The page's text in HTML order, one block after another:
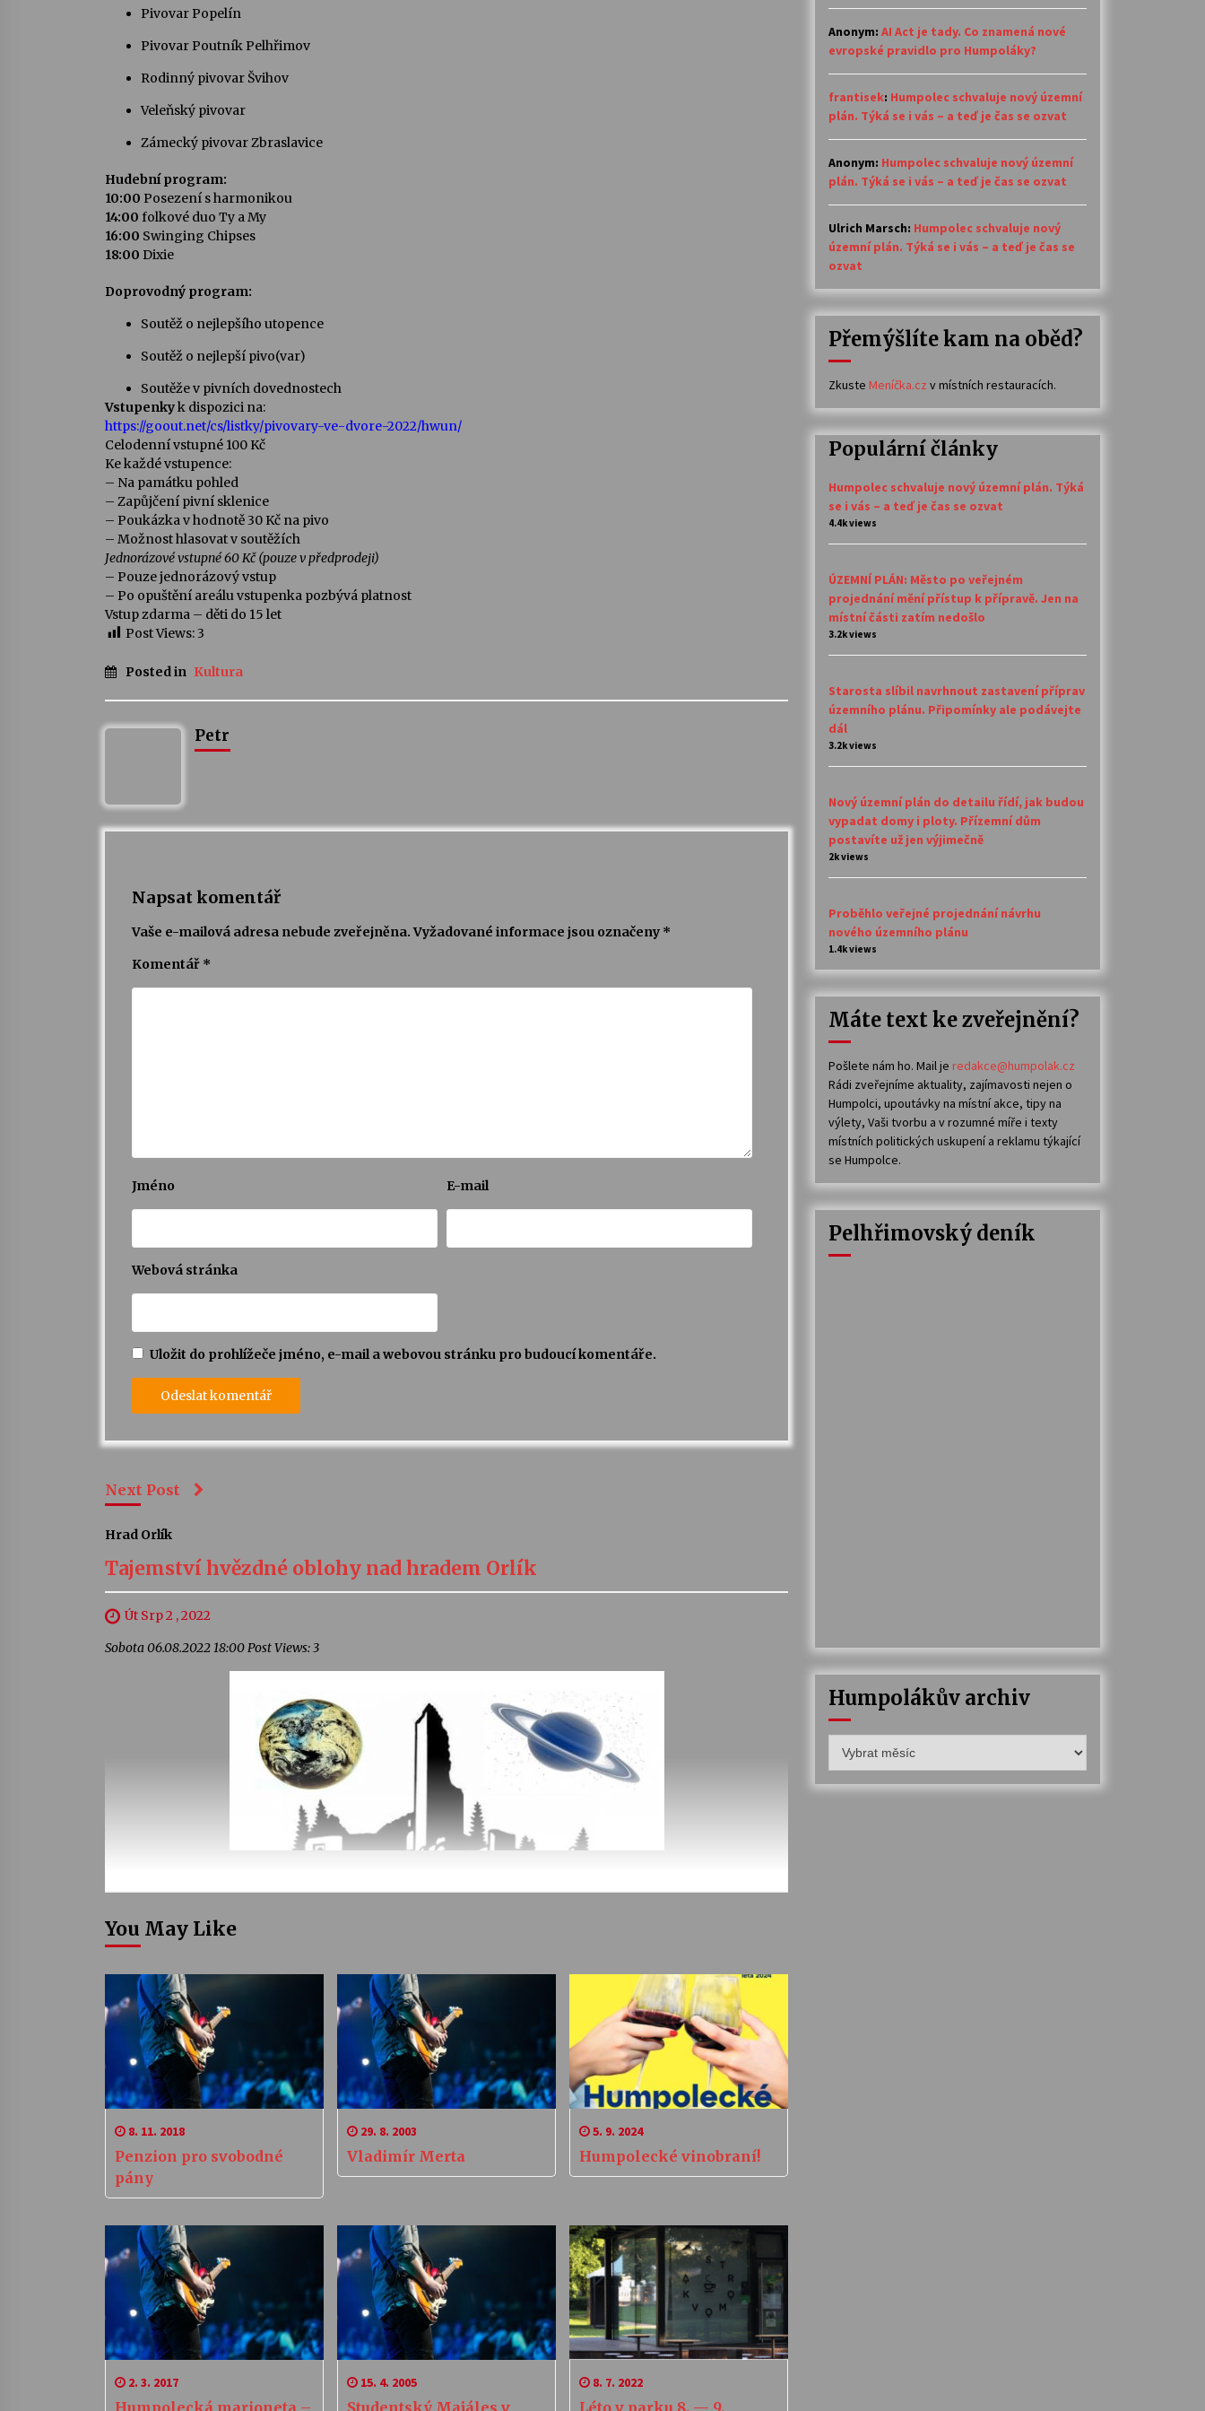
Pivovar Popelín
Pivovar Poutník Pelhřimov
Rodinný pivovar Švihov
Veleňský pivovar
Zámecký pivovar Zbraslavice
Hudební program:
10:00 Posezení s harmonikou
14:00 folkové duo Ty a My
16:00 Swinging Chipses
18:00 Dixie
Doprovodný program:
Soutěž o nejlepšího utopence
Soutěž o nejlepší pivo(var)
Soutěže v pivních dovednostech
Vstupenkyk dispozici na:
https://goout.net/cs/listky/pivovary-ve-dvore-2022/hwun/
Celodenní vstupné 100 Kč
Ke každé vstupence:
– Na památku pohled
– Zapůjčení pivní sklenice
– Poukázka v hodnotě 30 Kč na pivo
– Možnost hlasovat v soutěžích
Jednorázové vstupné 60 Kč (pouze v předprodeji)
– Pouze jednorázový vstup
– Po opuštění areálu vstupenka pozbývá platnost
Vstup zdarma – děti do 15 let
Post Views:3
Posted in Kultura
Petr
Napsat komentář
Vaše e-mailová adresa nebude zveřejněna. Vyžadované informace jsou označeny *
Komentář *
Jméno E-mail
Webová stránka
Uložit do prohlížeče jméno, e-mail a webovou stránku pro budoucí komentáře.
Next Post
Hrad Orlík
Tajemství hvězdné oblohy nad hradem Orlík
Út Srp 2 , 2022
Sobota 06.08.2022 18:00 Post Views: 3
You May Like
8. 11. 2018
Penzion pro svobodné
pány
29. 8. 2003
Vladimír Merta
5. 9. 2024
Humpolecké vinobraní!
2. 3. 2017 15. 4. 2005 8. 7. 2022
Anonym: AI Act je tady. Co znamená nové
evropské pravidlo pro Humpoláky?
frantisek: Humpolec schvaluje nový územní
plán. Týká se i vás – a teď je čas se ozvat
Anonym: Humpolec schvaluje nový územní
plán. Týká se i vás – a teď je čas se ozvat
Ulrich Marsch: Humpolec schvaluje nový
územní plán. Týká se i vás – a teď je čas se
ozvat
Přemýšlíte kam na oběd?
Zkuste Meníčka.cz v místních restauracích.
Populární články
Humpolec schvaluje nový územní plán. Týká
se i vás – a teď je čas se ozvat
4.4k views
ÚZEMNÍ PLÁN: Město po veřejném
projednání mění přístup k přípravě. Jen na
místní části zatím nedošlo
3.2k views
Starosta slíbil navrhnout zastavení příprav
územního plánu. Připomínky ale podávejte
dál
3.2k views
Nový územní plán do detailu řídí, jak budou
vypadat domy i ploty. Přízemní dům
postavíte už jen výjimečně
2k views
Proběhlo veřejné projednání návrhu
nového územního plánu
1.4k views
Máte text ke zveřejnění?
Pošlete nám ho. Mail je redakce@humpolak.cz
Rádi zveřejníme aktuality, zajímavosti nejen o
Humpolci, upoutávky na místní akce, tipy na
výlety, Vaši tvorbu a v rozumné míře i texty
místních politických uskupení a reklamu týkající
se Humpolce.
Pelhřimovský deník
Humpolákův archiv
archiv